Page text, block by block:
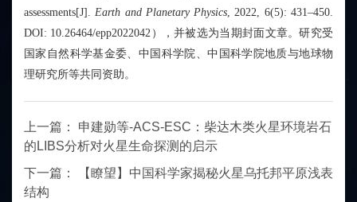
assessments[J]. Earth and Planetary Physics , 2022, 6(5): 431–450.
DOI: 10.26464/epp2022042 ），并被选为当期封面文章。研究受
国家自然科学基金委、中国科学院、中国科学院地质与地球物
理研究所等共同资助。
上一篇：
申建勋等-ACS-ESC：柴达木类火星环境岩石
的LIBS分析对火星生命探测的启示
下一篇：
【瞭望】中国科学家揭秘火星乌托邦平原浅表
结构